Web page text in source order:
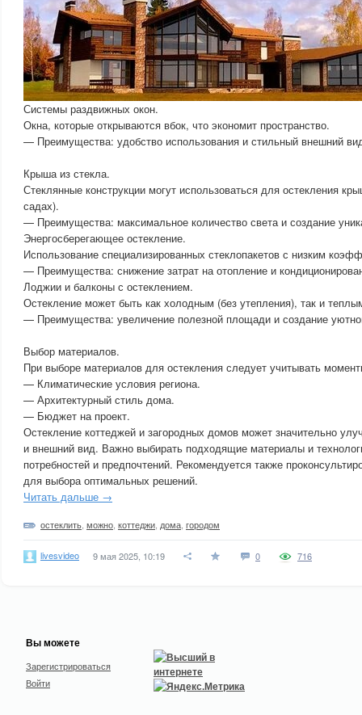
Системы раздвижных окон.
Окна, которые открываются вбок, что экономит пространство.
— Преимущества: удобство использования и стильный внешний
Крыша из стекла.
Стеклянные конструкции могут использоваться для остекления
садах).
— Преимущества: максимальное количество света и создание
Энергосберегающее остекление.
Использование специализированных стеклопакетов с низким
— Преимущества: снижение затрат на отопление и
Лоджии и балконы с остеклением.
Остекление может быть как холодным (без утепления), так и
— Преимущества: увеличение полезной площади и создание
Выбор материалов.
При выборе материалов для остекления следует учитывать
— Климатические условия региона.
— Архитектурный стиль дома.
— Бюджет на проект.
Остекление коттеджей и загородных домов может значительно
и внешний вид. Важно выбирать подходящие материалы и
потребностей и предпочтений. Рекомендуется также
для выбора оптимальных решений.
Читать дальше →
остеклить можно коттеджи дома городом
livesvideo 9 мая 2025, 10:19 0 716
Вы можете
Зарегистрироваться
Войти